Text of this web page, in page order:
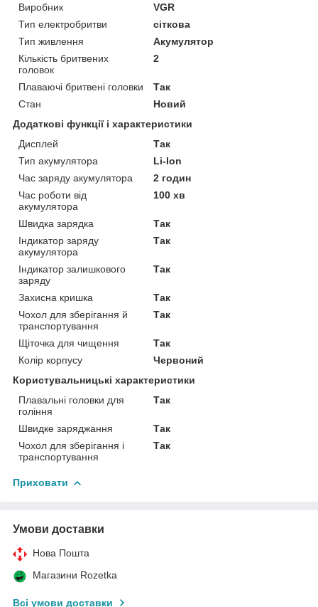
Виробник
VGR
Тип електробритви
сіткова
Тип живлення
Акумулятор
Кількість бритвених
головок
2
Плаваючі бритвені головки
Так
Стан
Новий
Додаткові функції і характеристики
Дисплей
Так
Тип акумулятора
Li-Ion
Час заряду акумулятора
2 годин
Час роботи від
акумулятора
100 хв
Швидка зарядка
Так
Індикатор заряду
акумулятора
Так
Індикатор залишкового
заряду
Так
Захисна кришка
Так
Чохол для зберігання й
транспортування
Так
Щіточка для чищення
Так
Колір корпусу
Червоний
Користувальницькі характеристики
Плавальні головки для
гоління
Так
Швидке заряджання
Так
Чохол для зберігання і
транспортування
Так
Приховати
Умови доставки
Нова Пошта
Магазини Rozetka
Всі умови доставки